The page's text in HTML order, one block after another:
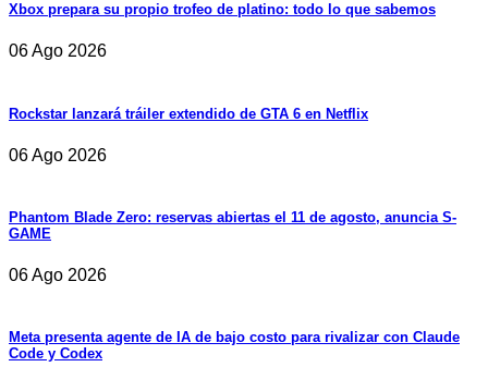
Xbox prepara su propio trofeo de platino: todo lo que sabemos
06 Ago 2026
Rockstar lanzará tráiler extendido de GTA 6 en Netflix
06 Ago 2026
Phantom Blade Zero: reservas abiertas el 11 de agosto, anuncia S-
GAME
06 Ago 2026
Meta presenta agente de IA de bajo costo para rivalizar con Claude
Code y Codex